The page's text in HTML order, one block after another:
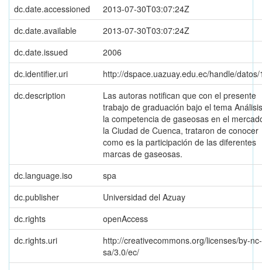
dc.date.accessioned
2013-07-30T03:07:24Z
dc.date.available
2013-07-30T03:07:24Z
dc.date.issued
2006
dc.identifier.uri
http://dspace.uazuay.edu.ec/handle/
dc.description
Las autoras notifican que con el presente
trabajo de graduación bajo el tema
la competencia de gaseosas en el
la Ciudad de Cuenca, trataron de conocer
como es la participación de las diferentes
marcas de gaseosas.
dc.language.iso
spa
dc.publisher
Universidad del Azuay
dc.rights
openAccess
dc.rights.uri
http://creativecommons.org/licenses/by-nc-
sa/3.0/ec/